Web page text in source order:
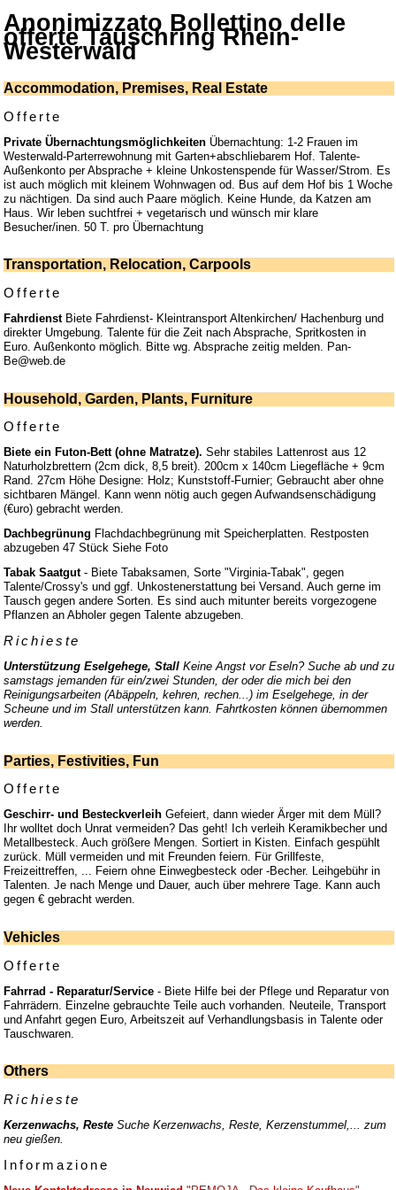
Anonimizzato Bollettino delle
offerte Tauschring Rhein-
Westerwald
Accommodation, Premises, Real Estate
Offerte
Private Übernachtungsmöglichkeiten Übernachtung: 1-2 Frauen im
Westerwald-Parterrewohnung mit Garten+abschliebarem Hof. Talente-
Außenkonto per Absprache + kleine Unkostenspende für Wasser/Strom. Es
ist auch möglich mit kleinem Wohnwagen od. Bus auf dem Hof bis 1 Woche
zu nächtigen. Da sind auch Paare möglich. Keine Hunde, da Katzen am
Haus. Wir leben suchtfrei + vegetarisch und wünsch mir klare
Besucher/inen. 50 T. pro Übernachtung
Transportation, Relocation, Carpools
Offerte
FahrdienstBiete Fahrdienst- Kleintransport Altenkirchen/ Hachenburg und
direkter Umgebung. Talente für die Zeit nach Absprache, Spritkosten in
Euro. Außenkonto möglich. Bitte wg. Absprache zeitig melden. Pan-
Be@web.de
Household, Garden, Plants, Furniture
Offerte
Biete ein Futon-Bett (ohne Matratze). Sehr stabiles Lattenrost aus 12
Naturholzbrettern (2cm dick, 8,5 breit). 200cm x 140cm Liegefläche + 9cm
Rand. 27cm Höhe Designe: Holz; Kunststoff-Furnier; Gebraucht aber ohne
sichtbaren Mängel. Kann wenn nötig auch gegen Aufwandsenschädigung
(€uro) gebracht werden.
Dachbegrünung Flachdachbegrünung mit Speicherplatten. Restposten
abzugeben 47 Stück Siehe Foto
Tabak Saatgut- Biete Tabaksamen, Sorte "Virginia-Tabak", gegen
Talente/Crossy's und ggf. Unkostenerstattung bei Versand. Auch gerne im
Tausch gegen andere Sorten. Es sind auch mitunter bereits vorgezogene
Pflanzen an Abholer gegen Talente abzugeben.
Richieste
Unterstützung Eselgehege, Stall Keine Angst vor Eseln? Suche ab und zu
samstags jemanden für ein/zwei Stunden, der oder die mich bei den
Reinigungsarbeiten (Abäppeln, kehren, rechen...) im Eselgehege, in der
Scheune und im Stall unterstützen kann. Fahrtkosten können übernommen
werden.
Parties, Festivities, Fun
Offerte
Geschirr- und Besteckverleih Gefeiert, dann wieder Ärger mit dem Müll?
Ihr wolltet doch Unrat vermeiden? Das geht! Ich verleih Keramikbecher und
Metallbesteck. Auch größere Mengen. Sortiert in Kisten. Einfach gespühlt
zurück. Müll vermeiden und mit Freunden feiern. Für Grillfeste,
Freizeittreffen, ... Feiern ohne Einwegbesteck oder -Becher. Leihgebühr in
Talenten. Je nach Menge und Dauer, auch über mehrere Tage. Kann auch
gegen € gebracht werden.
Vehicles
Offerte
Fahrrad - Reparatur/Service - Biete Hilfe bei der Pflege und Reparatur von
Fahrrädern. Einzelne gebrauchte Teile auch vorhanden. Neuteile, Transport
und Anfahrt gegen Euro, Arbeitszeit auf Verhandlungsbasis in Talente oder
Tauschwaren.
Others
Richieste
Kerzenwachs, Reste Suche Kerzenwachs, Reste, Kerzenstummel,... zum
neu gießen.
Informazione